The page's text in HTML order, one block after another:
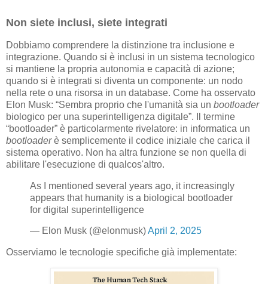
Non siete inclusi, siete integrati
Dobbiamo comprendere la distinzione tra inclusione e
integrazione. Quando si è inclusi in un sistema tecnologico
si mantiene la propria autonomia e capacità di azione;
quando si è integrati si diventa un componente: un nodo
nella rete o una risorsa in un database. Come ha osservato
Elon Musk: “Sembra proprio che l'umanità sia un bootloader
biologico per una superintelligenza digitale”. Il termine
“bootloader” è particolarmente rivelatore: in informatica un
bootloaderè semplicemente il codice iniziale che carica il
sistema operativo. Non ha altra funzione se non quella di
abilitare l'esecuzione di qualcos'altro.
As I mentioned several years ago, it increasingly
appears that humanity is a biological bootloader
for digital superintelligence
— Elon Musk (@elonmusk)April 2, 2025
Osserviamo le tecnologie specifiche già implementate: